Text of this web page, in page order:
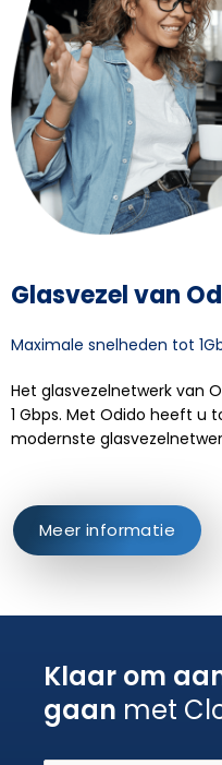
Glasvezel van
Maximale snelheden tot
Het glasvezelnetwerk van
1 Gbps. Met Odido heeft u
modernste
Meer informatie
Klaar om
gaan met